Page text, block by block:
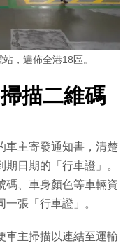
，遍佈全港18區。
描二維碼
車主寄發通知書，清楚
日期的「行車證」。
碼、車身顏色等車輛資
張「行車證」。
車主掃描以連結至運輸